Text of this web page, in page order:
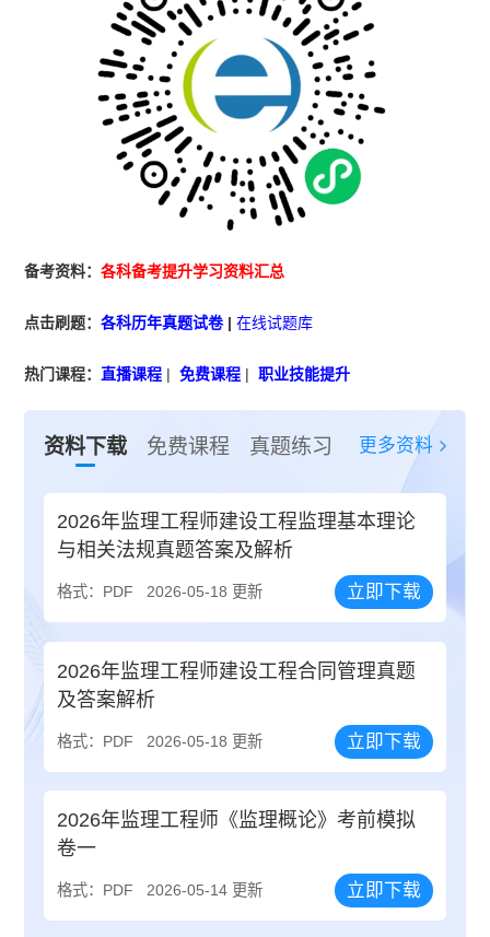
备考资料：各科备考提升学习资料汇总
点击刷题：各科历年真题试卷|在线试题库
热门课程： 直播课程 |免费课程 | 职业技能提升
资料下载 免费课程 真题练习 更多资料
2026年监理工程师建设工程监理基本理论
与相关法规真题答案及解析
格式：PDF 2026-05-18 更新 立即下载
2026年监理工程师建设工程合同管理真题
及答案解析
格式：PDF 2026-05-18 更新 立即下载
2026年监理工程师《监理概论》考前模拟
卷一
格式：PDF 2026-05-14 更新 立即下载